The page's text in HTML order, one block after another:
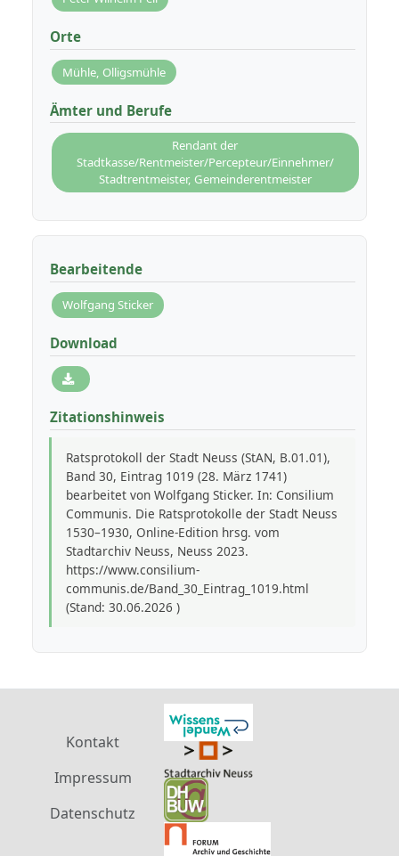
Orte
Mühle, Olligsmühle
Ämter und Berufe
Rendant der
Stadtkasse/Rentmeister/Percepteur/Einnehmer/
Stadtrentmeister, Gemeinderentmeister
Bearbeitende
Wolfgang Sticker
Download
Zitationshinweis
Ratsprotokoll der Stadt Neuss (StAN, B.01.01),
Band 30, Eintrag 1019 (28. März 1741)
bearbeitet von Wolfgang Sticker. In: Consilium
Communis. Die Ratsprotokolle der Stadt Neuss
1530–1930, Online-Edition hrsg. vom
Stadtarchiv Neuss, Neuss 2023.
https://www.consilium-
communis.de/Band_30_Eintrag_1019.html
(Stand: 30.06.2026 )
Kontakt
Impressum
Datenschutz